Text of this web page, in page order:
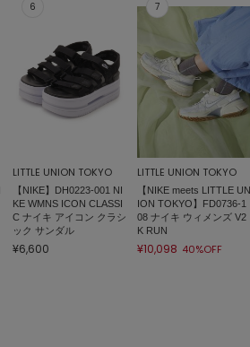
LITTLE UNION TOKYO
【NIKE】DH0223-001 NI
KE WMNS ICON CLASSI
C ナイキ アイコン クラシ
ック サンダル
¥6,600
LITTLE UNION TOKYO
【NIKE meets LITTLE UN
ION TOKYO】FD0736-1
08 ナイキ ウィメンズ V2
K RUN
¥10,098 40%OFF